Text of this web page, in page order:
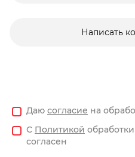
Написать
Даю согласие на
С Политикой
согласен